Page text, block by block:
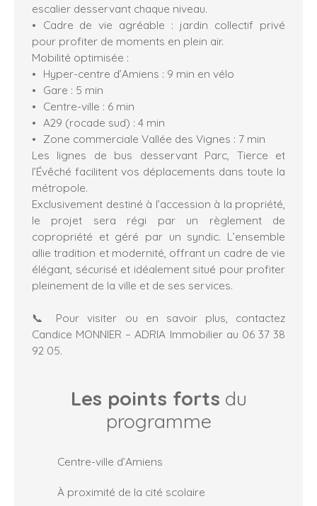
escalier desservant chaque niveau.
Cadre de vie agréable : jardin collectif privé
pour profiter de moments en plein air.
Mobilité optimisée :
Hyper-centre d’Amiens : 9 min en vélo
Gare : 5 min
Centre-ville : 6 min
A29 (rocade sud) : 4 min
Zone commerciale Vallée des Vignes : 7 min
Les lignes de bus desservant Parc, Tierce et
l’Évêché facilitent vos déplacements dans toute la
métropole.
Exclusivement destiné à l’accession à la propriété,
le projet sera régi par un règlement de
copropriété et géré par un syndic. L’ensemble
allie tradition et modernité, offrant un cadre de vie
élégant, sécurisé et idéalement situé pour profiter
pleinement de la ville et de ses services.
📞 Pour visiter ou en savoir plus, contactez
Candice MONNIER – ADRIA Immobilier au 06 37 38
92 05.
Les points forts du
programme
Centre-ville d’Amiens
À proximité de la cité scolaire